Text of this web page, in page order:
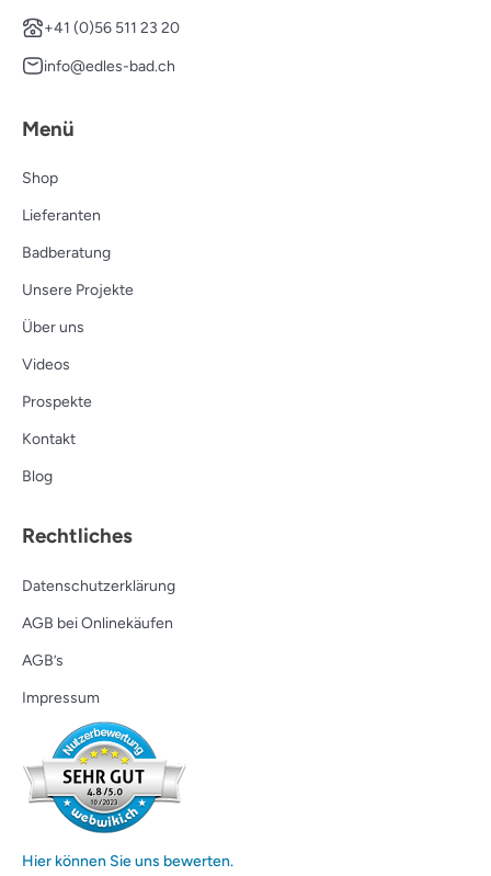
+41 (0)56 511 23 20
info@edles-bad.ch
Menü
Shop
Lieferanten
Badberatung
Unsere Projekte
Über uns
Videos
Prospekte
Kontakt
Blog
Rechtliches
Datenschutzerklärung
AGB bei Onlinekäufen
AGB’s
Impressum
Hier können Sie uns bewerten.